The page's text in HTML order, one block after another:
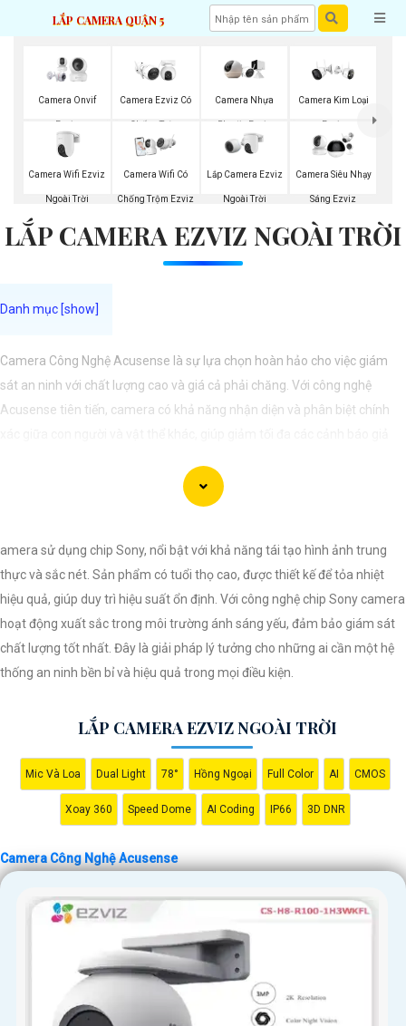
LẮP CAMERA QUẬN 5
Camera Onvif
Ezviz
Camera Ezviz Có
Chống Trộm
Camera Nhựa
Plastic Ezviz
Camera Kim Loại
Ezviz
Camera Wifi Ezviz
Ngoài Trời
Camera Wifi Có
Chống Trộm Ezviz
Lắp Camera Ezviz
Ngoài Trời
Camera Siêu Nhạy
Sáng Ezviz
LẮP CAMERA EZVIZ NGOÀI TRỜI
Camera Công Nghệ Acusense là sự lựa chọn hoàn hảo cho việc giám
sát an ninh với chất lượng cao và giá cả phải chăng. Với công nghệ
Acusense tiên tiến, camera có khả năng nhận diện và phân biệt chính
bạn quan sát mọi góc độ một cách rõ ràng. Khám phá ngay và đầu tư
vào Camera Acusense để bảo vệ tài sản và gia đình của bạn ngay hôm
amera sử dụng chip Sony, nổi bật với khả năng tái tạo hình ảnh trung
thực và sắc nét. Sản phẩm có tuổi thọ cao, được thiết kế để tỏa nhiệt
hiệu quả, giúp duy trì hiệu suất ổn định. Với công nghệ chip Sony camera
hoạt động xuất sắc trong môi trường ánh sáng yếu, đảm bảo giám sát
chất lượng tốt nhất. Đây là giải pháp lý tưởng cho những ai cần một hệ
thống an ninh bền bỉ và hiệu quả trong mọi điều kiện.
LẮP CAMERA EZVIZ NGOÀI TRỜI
Mic Và Loa Dual Light 78° Hồng Ngoại Full Color AI CMOS
Xoay 360 Speed Dome AI Coding IP66 3D DNR
Camera Công Nghệ Acusense